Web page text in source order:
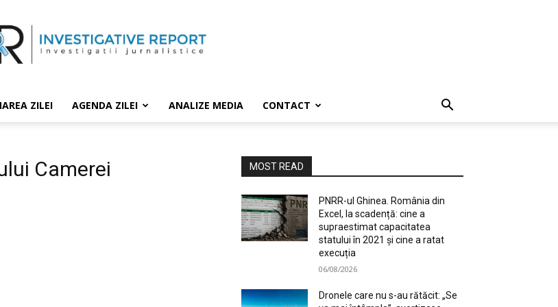
ZILEI AGENDA ZILEI ANALIZE MEDIA CONTACT
Camerei
MOST READ
PNRR-ul Ghinea. România din
Excel, la scadență: cine a
supraestimat capacitatea
statului în 2021 și cine a ratat
execuția
06/08/2026
Dronele care nu s-au rătăcit: „Se